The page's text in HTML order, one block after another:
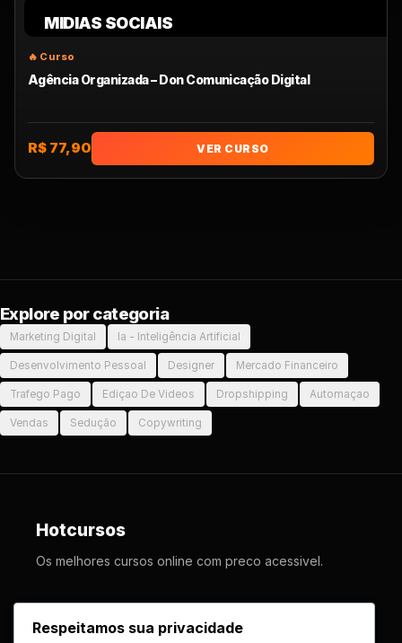
MIDIAS SOCIAIS
Agência Organizada – Don Comunicação Digital
R$ 77,90 VER CURSO
Explore por categoria
Marketing Digital Ia - Inteligência Artificial
Desenvolvimento Pessoal Designer Mercado Financeiro
Trafego Pago Ediçao De Videos Dropshipping Automaçao
Vendas Sedução Copywriting
Hotcursos
Os melhores cursos online com preco acessivel.
Respeitamos sua privacidade